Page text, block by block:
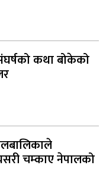
कथा बोकेको
चम्काए नेपालको